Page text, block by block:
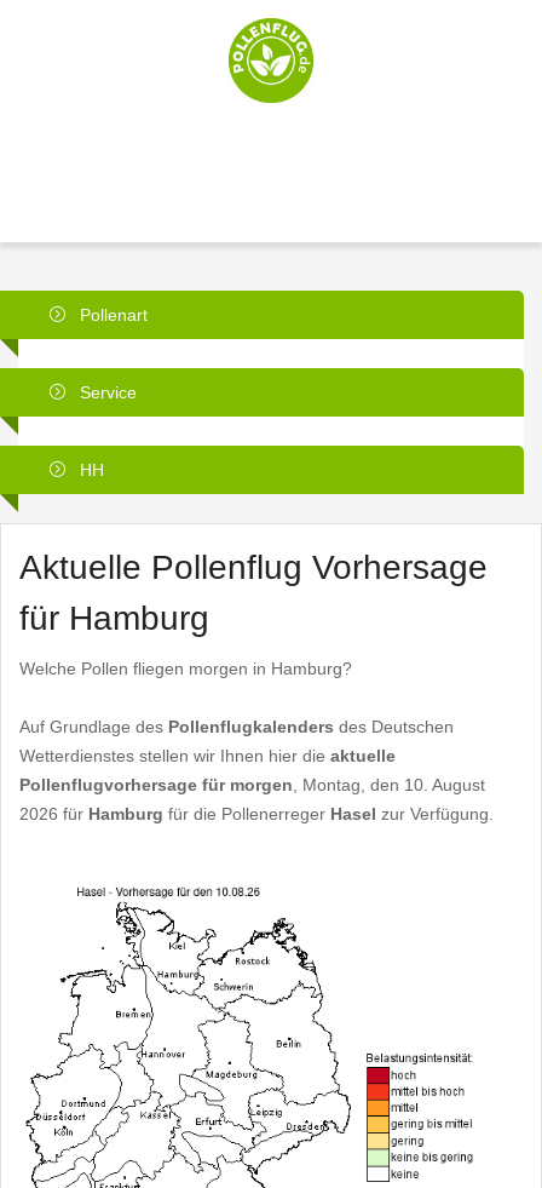
Pollenart
Service
HH
Aktuelle Pollenflug Vorhersage
für Hamburg
Welche Pollen fliegen morgen in Hamburg?
Auf Grundlage des Pollenflugkalenders des Deutschen
Wetterdienstes stellen wir Ihnen hier die aktuelle
Pollenflugvorhersage für morgen , Montag, den 10. August
2026 für Hamburg für die Pollenerreger Hasel zur Verfügung.